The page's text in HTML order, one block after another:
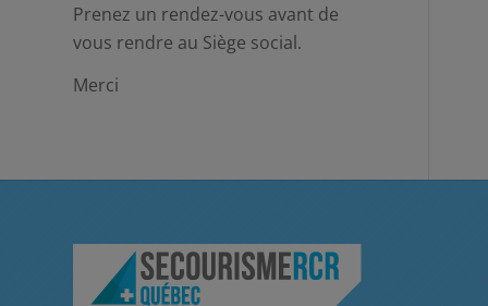
Prenez un rendez-vous avant de
vous rendre au Siège social.
Merci